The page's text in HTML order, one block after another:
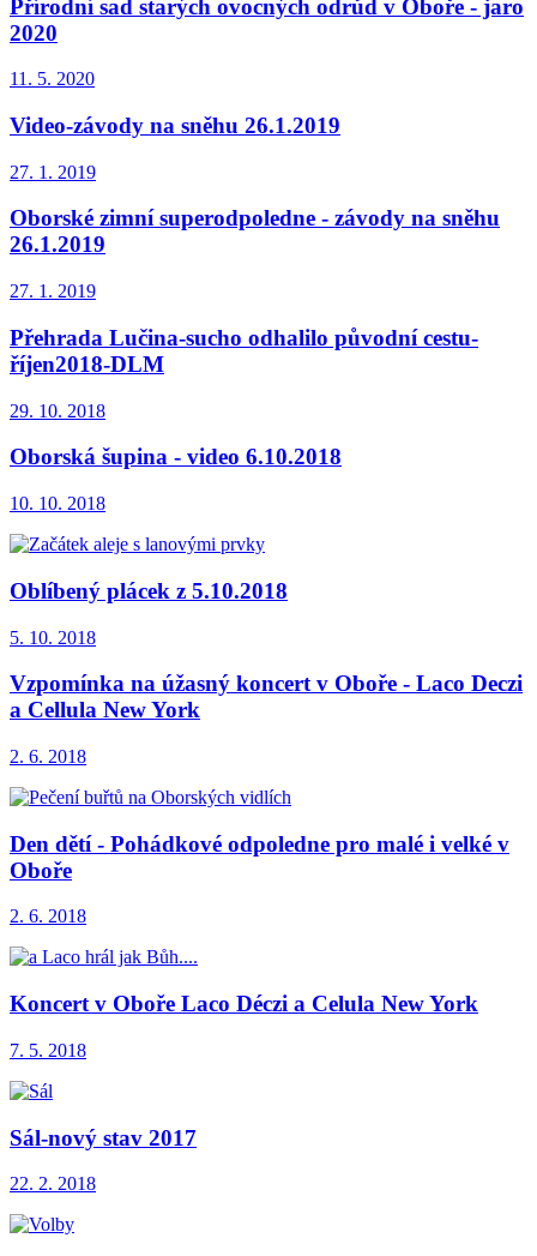
Přírodní sad starých ovocných odrůd v Oboře - jaro
2020
11. 5. 2020
Video-závody na sněhu 26.1.2019
27. 1. 2019
Oborské zimní superodpoledne - závody na sněhu
26.1.2019
27. 1. 2019
Přehrada Lučina-sucho odhalilo původní cestu-
říjen2018-DLM
29. 10. 2018
Oborská šupina - video 6.10.2018
10. 10. 2018
Oblíbený plácek z 5.10.2018
5. 10. 2018
Vzpomínka na úžasný koncert v Oboře - Laco Deczi
a Cellula New York
2. 6. 2018
Den dětí - Pohádkové odpoledne pro malé i velké v
Oboře
2. 6. 2018
Koncert v Oboře Laco Déczi a Celula New York
7. 5. 2018
Sál-nový stav 2017
22. 2. 2018